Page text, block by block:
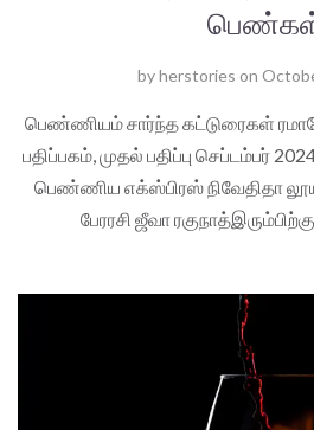
byherstories on
பெண்ணியம் சார்ந்த கட்டுரைகள்
பதிப்பகம், முதல் பதிப்பு செப்டம்பர்
பெண்ணிய எக்ஸ்பிரஸ் நிவேதிதா
பேரரசி ஜீவா